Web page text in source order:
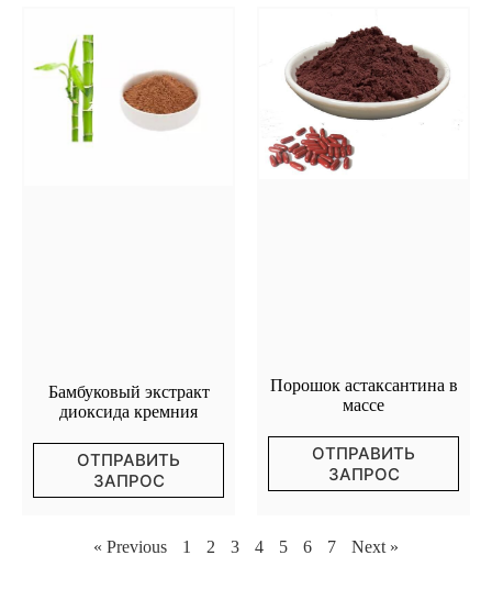
Бамбуковый экстракт
диоксида кремния
ОТПРАВИТЬ
ЗАПРОС
Порошок астаксантина в
массе
ОТПРАВИТЬ
ЗАПРОС
« Previous 1 2 3 4 5 6 7 Next »